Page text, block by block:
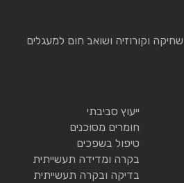
וקורוזיה ושואב חום למעגלים
ייעוץ סביבתי
חומרים מסוכנים
טיפול בשפכים
בקרה ומדידה תעשייתית
בדיקה ובקרה תעשייתית